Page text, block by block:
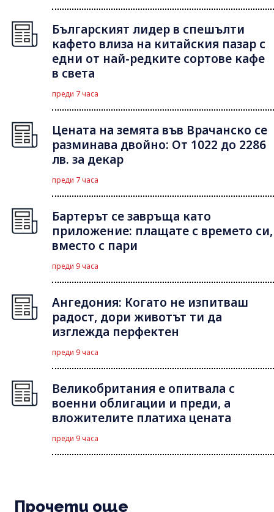
Българският лидер в спешълти
кафето влиза на китайския пазар с
едни от най-редките сортове кафе
в света
преди 7 часа
Цената на земята във Врачанско се
разминава двойно: От 1022 до 2286
лв. за декар
преди 7 часа
Бартерът се завръща като
приложение: плащате с времето си,
вместо с пари
преди 9 часа
Ангедония: Когато не изпитваш
радост, дори животът ти да
изглежда перфектен
преди 9 часа
Великобритания е опитвала с
военни облигации и преди, а
вложителите платиха цената
преди 9 часа
Прочети още